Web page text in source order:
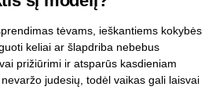
tėvams, ieškantiems kokybės
keliai ar šlapdriba nebebus
prižiūrimi ir atsparūs kasdieniam
judesių, todėl vaikas gali laisvai